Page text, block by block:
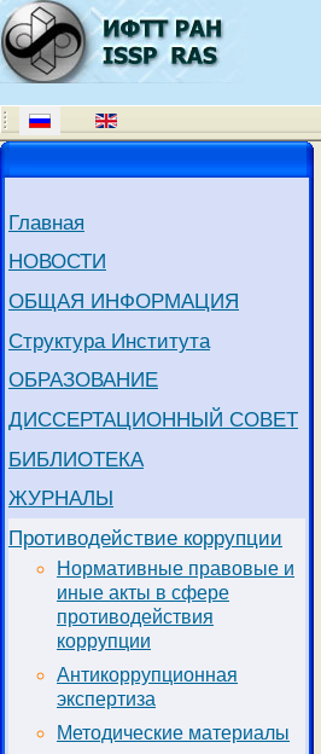
Главная
НОВОСТИ
ОБЩАЯ ИНФОРМАЦИЯ
Структура Института
ОБРАЗОВАНИЕ
ДИССЕРТАЦИОННЫЙ СОВЕТ
БИБЛИОТЕКА
ЖУРНАЛЫ
Противодействие коррупции
Нормативные правовые и
иные акты в сфере
противодействия
коррупции
Антикоррупционная
экспертиза
Методические материалы